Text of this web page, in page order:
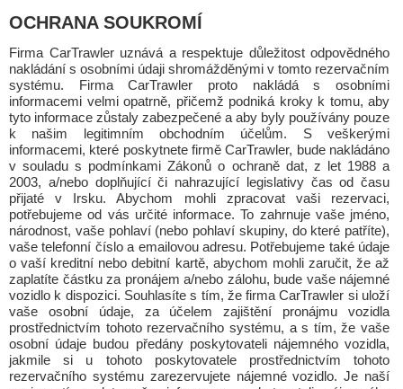
OCHRANA SOUKROMÍ
Firma CarTrawler uznává a respektuje důležitost odpovědného
nakládání s osobními údaji shromážděnými v tomto rezervačním
systému. Firma CarTrawler proto nakládá s osobními
informacemi velmi opatrně, přičemž podniká kroky k tomu, aby
tyto informace zůstaly zabezpečené a aby byly používány pouze
k našim legitimním obchodním účelům. S veškerými
informacemi, které poskytnete firmě CarTrawler, bude nakládáno
v souladu s podmínkami Zákonů o ochraně dat, z let 1988 a
2003, a/nebo doplňující či nahrazující legislativy čas od času
přijaté v Irsku. Abychom mohli zpracovat vaši rezervaci,
potřebujeme od vás určité informace. To zahrnuje vaše jméno,
národnost, vaše pohlaví (nebo pohlaví skupiny, do které patříte),
vaše telefonní číslo a emailovou adresu. Potřebujeme také údaje
o vaší kreditní nebo debitní kartě, abychom mohli zaručit, že až
zaplatíte částku za pronájem a/nebo zálohu, bude vaše nájemné
vozidlo k dispozici. Souhlasíte s tím, že firma CarTrawler si uloží
vaše osobní údaje, za účelem zajištění pronájmu vozidla
prostřednictvím tohoto rezervačního systému, a s tím, že vaše
osobní údaje budou předány poskytovateli nájemného vozidla,
jakmile si u tohoto poskytovatele prostřednictvím tohoto
rezervačního systému zarezervujete nájemné vozidlo. Je naší